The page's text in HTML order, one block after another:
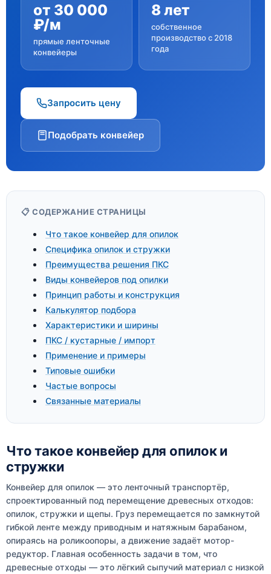
от 30 000
₽/м
прямые ленточные
конвейеры
8 лет
собственное
производство с 2018
года
Запросить цену
Подобрать конвейер
📋 СОДЕРЖАНИЕ СТРАНИЦЫ
Что такое конвейер для опилок
Специфика опилок и стружки
Преимущества решения ПКС
Виды конвейеров под опилки
Принцип работы и конструкция
Калькулятор подбора
Характеристики и ширины
ПКС / кустарные / импорт
Применение и примеры
Типовые ошибки
Частые вопросы
Связанные материалы
Что такое конвейер для опилок и
стружки
Конвейер для опилок — это ленточный транспортёр,
спроектированный под перемещение древесных отходов:
опилок, стружки и щепы. Груз перемещается по замкнутой
гибкой ленте между приводным и натяжным барабаном,
опираясь на роликоопоры, а движение задаёт мотор-
редуктор. Главная особенность задачи в том, что
древесные отходы — это лёгкий сыпучий материал с низкой